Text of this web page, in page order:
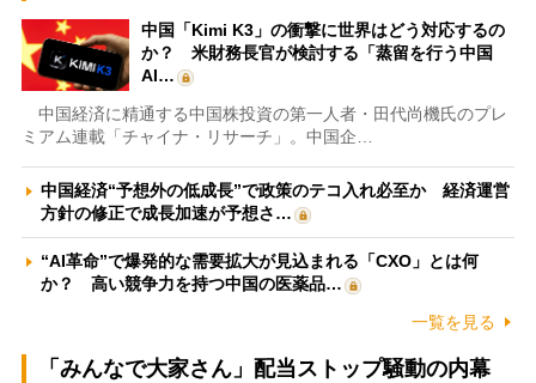
中国「Kimi K3」の衝撃に世界はどう対応するの
か？ 米財務長官が検討する「蒸留を行う中国
AI…
中国経済に精通する中国株投資の第一人者・田代尚機氏のプレ
ミアム連載「チャイナ・リサーチ」。中国企…
中国経済“予想外の低成長”で政策のテコ入れ必至か 経済運営
方針の修正で成長加速が予想さ…
“AI革命”で爆発的な需要拡大が見込まれる「CXO」とは何
か？ 高い競争力を持つ中国の医薬品…
一覧を見る
「みんなで大家さん」配当ストップ騒動の内幕